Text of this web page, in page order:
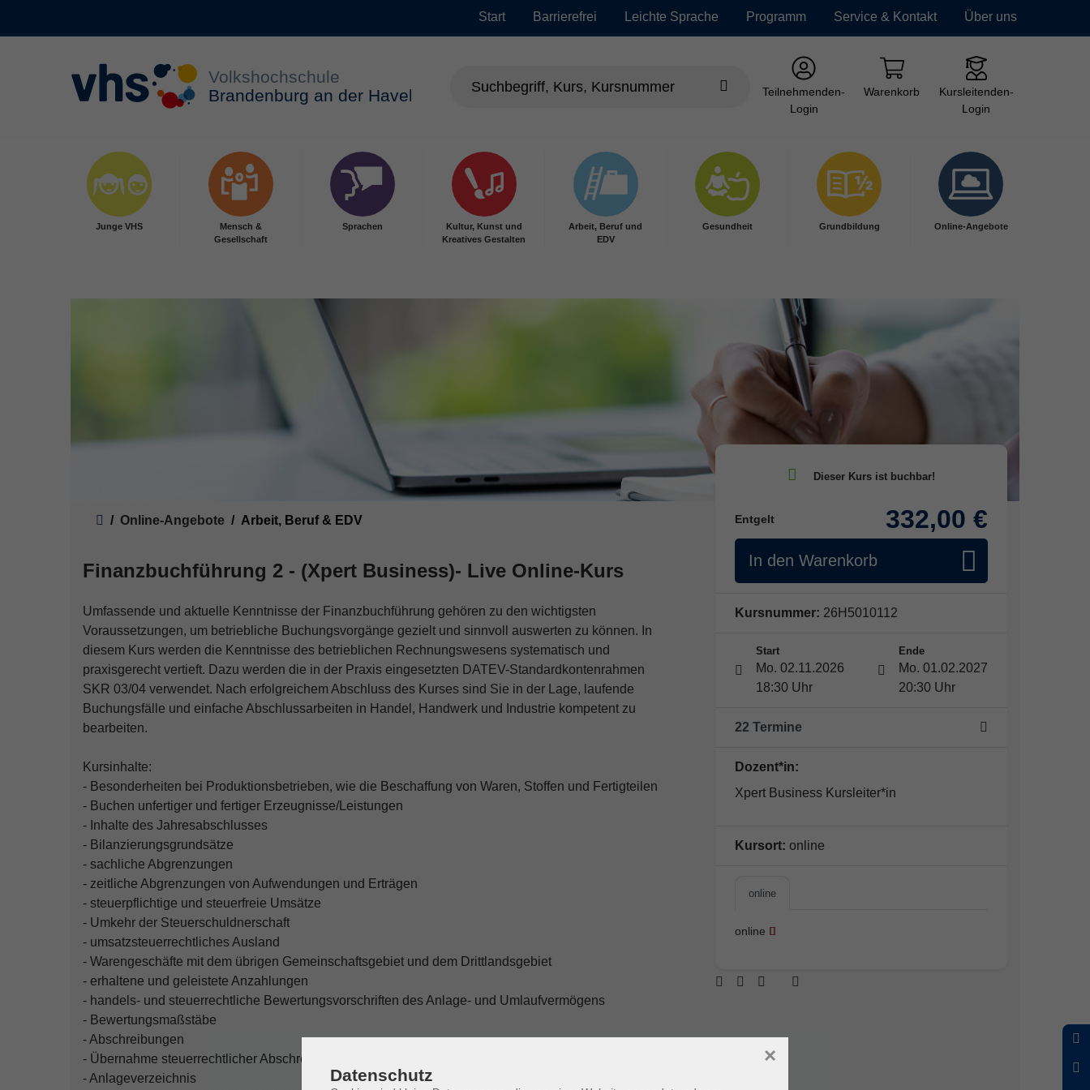
Start Barrierefrei Leichte Sprache Programm Service & Kontakt Über uns
Teilnehmenden-
Login
Warenkorb
Kursleitenden-
Login
Junge VHS
Mensch &
Gesellschaft
Sprachen
Kultur, Kunst und
Kreatives Gestalten
Arbeit, Beruf und
EDV
Gesundheit Grundbildung Online-Angebote
Online-Angebote Arbeit, Beruf & EDV
Finanzbuchführung 2 - (Xpert Business)- Live Online-Kurs
Umfassende und aktuelle Kenntnisse der Finanzbuchführung gehören zu den wichtigsten
Voraussetzungen, um betriebliche Buchungsvorgänge gezielt und sinnvoll auswerten zu können. In
diesem Kurs werden die Kenntnisse des betrieblichen Rechnungswesens systematisch und
praxisgerecht vertieft. Dazu werden die in der Praxis eingesetzten DATEV-Standardkontenrahmen
SKR 03/04 verwendet. Nach erfolgreichem Abschluss des Kurses sind Sie in der Lage, laufende
Buchungsfälle und einfache Abschlussarbeiten in Handel, Handwerk und Industrie kompetent zu
bearbeiten.
Kursinhalte:
- Besonderheiten bei Produktionsbetrieben, wie die Beschaffung von Waren, Stoffen und Fertigteilen
- Buchen unfertiger und fertiger Erzeugnisse/Leistungen
- Inhalte des Jahresabschlusses
- Bilanzierungsgrundsätze
- sachliche Abgrenzungen
- zeitliche Abgrenzungen von Aufwendungen und Erträgen
- steuerpflichtige und steuerfreie Umsätze
- Umkehr der Steuerschuldnerschaft
- umsatzsteuerrechtliches Ausland
- Warengeschäfte mit dem übrigen Gemeinschaftsgebiet und dem Drittlandsgebiet
- erhaltene und geleistete Anzahlungen
- handels- und steuerrechtliche Bewertungsvorschriften des Anlage- und Umlaufvermögens
- Bewertungsmaßstäbe
- Abschreibungen
- Übernahme steuerrechtlicher Abschreibungen
- Anlageverzeichnis
Entgelt 332,00 €
In den Warenkorb
Kursnummer: 26H5010112
Start
Mo. 02.11.2026
18:30 Uhr
Ende
Mo. 01.02.2027
20:30 Uhr
22 Termine
Dozent*in:
Xpert Business Kursleiter*in
Kursort: online
online
online
Datenschutz
×